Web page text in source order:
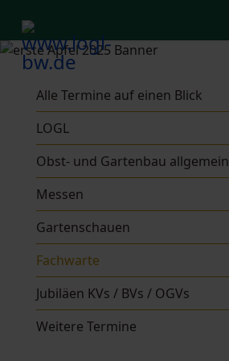
Alle Termine auf einen Blick
LOGL
Obst- und Gartenbau allgemein
Messen
Gartenschauen
Fachwarte
Jubiläen KVs / BVs / OGVs
Weitere Termine